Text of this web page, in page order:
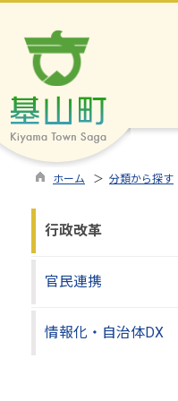
ホーム ＞ 分類から探す
行政改革
官民連携
情報化・自治体DX